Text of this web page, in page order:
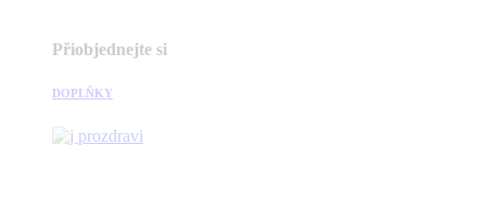
Přiobjednejte si
DOPLŇKY